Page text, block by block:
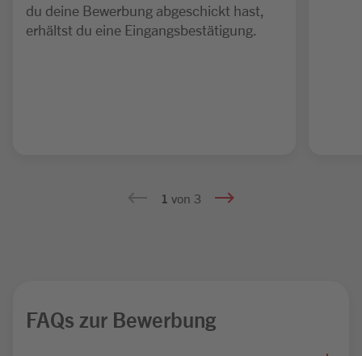
du deine Bewerbung abgeschickt hast,
erhältst du eine Eingangsbestätigung.
1 von 3
FAQs zur Bewerbung